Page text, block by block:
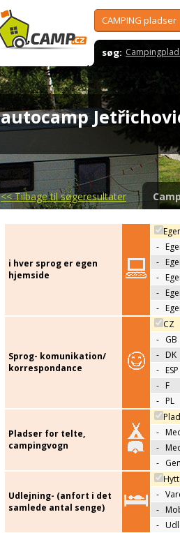
CAMPING pladser
søg:
autocamp
<<Tilbage til søgeresultater
i hver sprog er egen
hjemside
-
-
-
-
-
Sprog- komunikation/
korrespondance
CZ
- GB
- DK
- ESP
- F
- PL
Pladser for telte,
campingvogn
-
-
-
Udlejning- (anfort i det
samlede antal senge)
-
-
-